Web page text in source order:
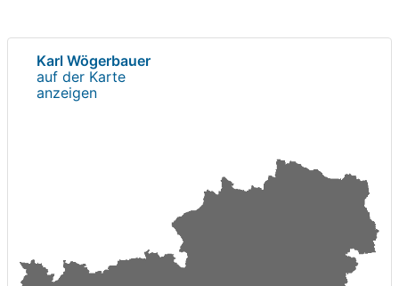
Karl Wögerbauer
auf der Karte
anzeigen